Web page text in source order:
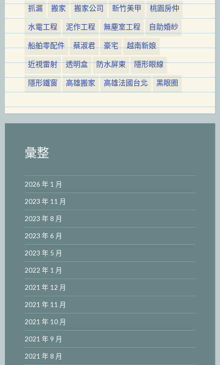
抓漏
搬家 搬家公司 新竹美甲
桃園房仲
水電工程
泥作工程 無塵室工程
自助婚紗
船舶零配件
蔡淑君 豪宅
越南新娘
近視雷射
透明盒 防水屏東
隱形眼線
隱形鐵窗
高雄搬家 高雄法國台北 黑眼圈
彙整
2026 年 1 月
2023 年 11 月
2023 年 8 月
2023 年 6 月
2023 年 5 月
2022 年 1 月
2021 年 12 月
2021 年 11 月
2021 年 10 月
2021 年 9 月
2021 年 8 月